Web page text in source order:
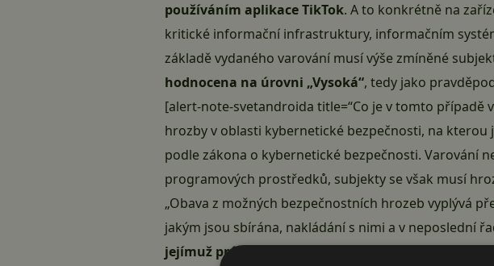
používáním aplikaceTikTok. A to konkrétně na
kritické informační infrastruktury, informačním
základě vydaného varování musí výše zmíněné
hodnocena na úrovni „Vysoká“, tedy jako
[alert-note-svetandroida title=“Co je v tomto případě
hrozby v oblasti kybernetické bezpečnosti, na
podle zákona o kybernetické bezpečnosti. Varování
programových prostředků, subjekty se však musí
„Obava z možných bezpečnostních hrozeb vyplývá
jakým jsou sbírána, nakládání s nimi a v neposlední
jejímuž právnímu prostředí je podřízena společnost